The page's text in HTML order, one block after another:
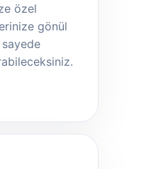
özel
gönül